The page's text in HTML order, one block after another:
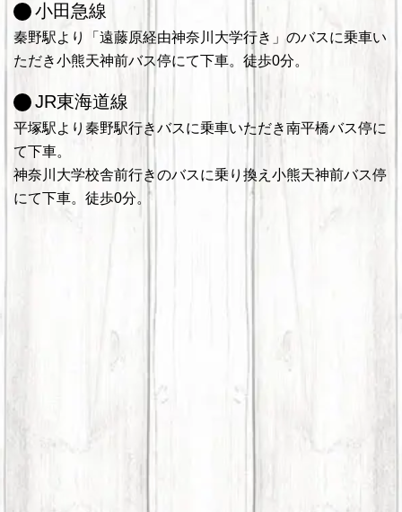
小田急線
秦野駅より「遠藤原経由神奈川大学行き」のバスに乗車い
ただき小熊天神前バス停にて下車。徒歩0分。
JR東海道線
平塚駅より秦野駅行きバスに乗車いただき南平橋バス停に
て下車。
神奈川大学校舎前行きのバスに乗り換え小熊天神前バス停
にて下車。徒歩0分。